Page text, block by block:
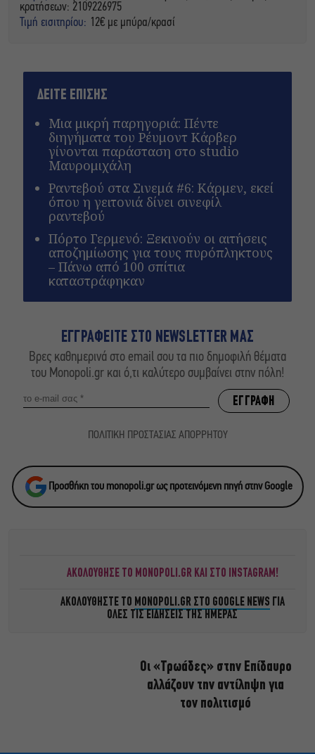
κρατήσεων: 2109226975
Τιμή εισιτηρίου: 12€ με μπύρα/κρασί
ΔΕΙΤΕ ΕΠΙΣΗΣ
Μια μικρή παρηγοριά: Πέντε
διηγήματα του Ρέυμοντ Κάρβερ
γίνονται παράσταση στο studio
Μαυρομιχάλη
Ραντεβού στα Σινεμά #6: Κάρμεν, εκεί
όπου η γειτονιά δίνει σινεφίλ
ραντεβού
Πόρτο Γερμενό: Ξεκινούν οι αιτήσεις
αποζημίωσης για τους πυρόπληκτους
– Πάνω από 100 σπίτια
καταστράφηκαν
ΕΓΓΡΑΦΕΙΤΕ ΣΤΟ NEWSLETTER ΜΑΣ
Βρες καθημερινά στο email σου τα πιο δημοφιλή θέματα
του Monopoli.gr και ό,τι καλύτερο συμβαίνει στην πόλη!
ΠΟΛΙΤΙΚΗ ΠΡΟΣΤΑΣΙΑΣ ΑΠΟΡΡΗΤΟΥ
Προσθήκη του monopoli.gr ως προτεινόμενη πηγή στην Google
ΑΚΟΛΟΥΘΗΣΕ ΤΟ MONOPOLI.GR ΚΑΙ ΣΤΟ INSTAGRAM!
ΑΚΟΛΟΥΘΗΣΤΕ ΤΟ MONOPOLI.GR ΣΤΟ GOOGLE NEWS ΓΙΑ
ΟΛΕΣ ΤΙΣ ΕΙΔΗΣΕΙΣ ΤΗΣ ΗΜΕΡΑΣ
Οι «Τρωάδες» στην Επίδαυρο
αλλάζουν την αντίληψη για
τον πολιτισμό